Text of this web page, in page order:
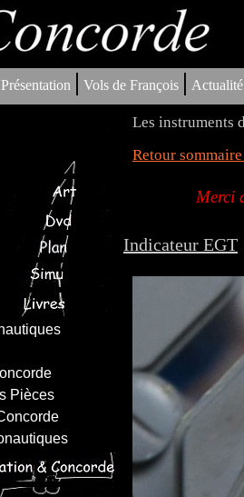
Présentation | Vols de François |
Les instruments
Retour
Merci
Indicateur EGT